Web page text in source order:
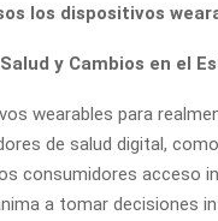
los dispositivos
y Cambios en el
wearables para
de salud digital,
consumidores acceso
a tomar decisiones